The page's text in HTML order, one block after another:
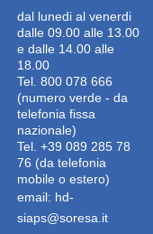
dal lunedi al venerdi
dalle 09.00 alle 13.00
e dalle 14.00 alle
18.00
Tel. 800 078 666
(numero verde - da
telefonia fissa
nazionale)
Tel. +39 089 285 78
76 (da telefonia
mobile o estero)
email: hd-
siaps@soresa.it